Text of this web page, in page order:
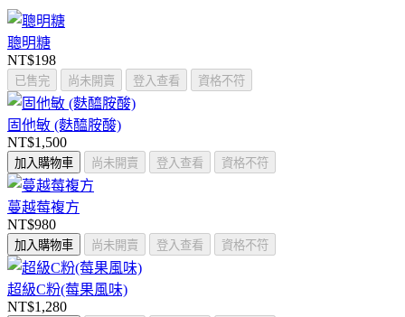
聰明糖
NT$198
已售完 尚未開賣 登入查看 資格不符
固他敏 (麩醯胺酸)
NT$1,500
加入購物車 尚未開賣 登入查看 資格不符
蔓越莓複方
NT$980
加入購物車 尚未開賣 登入查看 資格不符
超級C粉(莓果風味)
NT$1,280